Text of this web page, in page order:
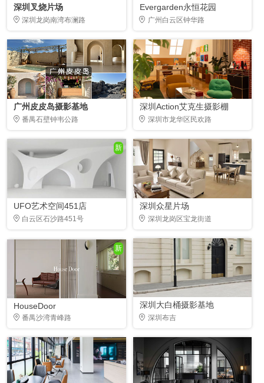
深圳叉烧片场
深圳龙岗南湾布澜路
Evergarden永恒花园
广州白云区钟华路
广州皮皮岛摄影基地
番禺石壁钟韦公路
深圳Action艾克生摄影棚
深圳市龙华区民欢路
新
UFO艺术空间451店
白云区石沙路451号
深圳众星片场
深圳龙岗区宝龙街道
新
HouseDoor
番禺沙湾青峰路
深圳大白桶摄影基地
深圳布吉